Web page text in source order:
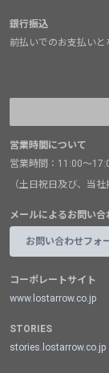
銀行振込
前払いでのお支払いと
営業時間について
営業時間：11:00～
（土日祝日及び、当社
メールによるお問い合
お問い合わせフォ
コーポレートサイト
www.lostarrow.co.jp
STORIES
stories.lostarrow.co.jp